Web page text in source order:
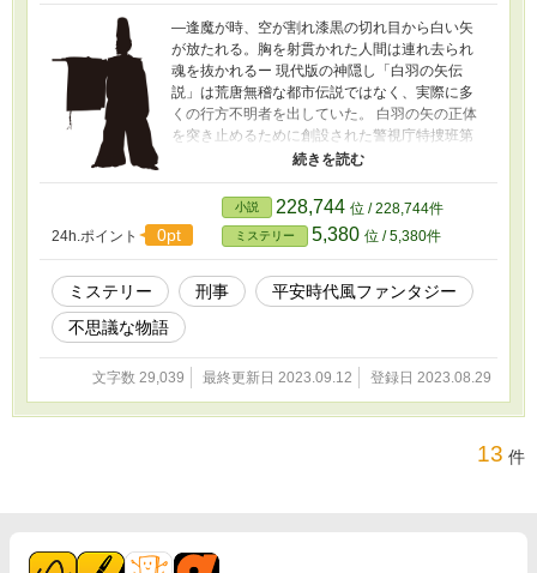
―逢魔が時、空が割れ漆黒の切れ目から白い矢
が放たれる。胸を射貫かれた人間は連れ去られ
魂を抜かれるー 現代版の神隠し「白羽の矢伝
説」は荒唐無稽な都市伝説ではなく、実際に多
くの行方不明者を出していた。 白羽の矢の正体
を突き止めるために創設された警視庁特捜班第
七係。新人刑事の度会健人が白羽の矢の謎に迫
る。それには悠久の時を超えたかつての因縁が
あった。 ※作中の蘊蓄にはかなり嘘も含まれて
います。ご承知のほどよろしくお願いいたしま
す。
24h.ポイント 0pt
小説 228,744 位 / 228,744件
ミステリー 5,380 位 / 5,380件
ミステリー 刑事
平安時代風ファンタジー
不思議な物語
文字数 29,039 最終更新日 2023.09.12 登録日 2023.08.29
13 件